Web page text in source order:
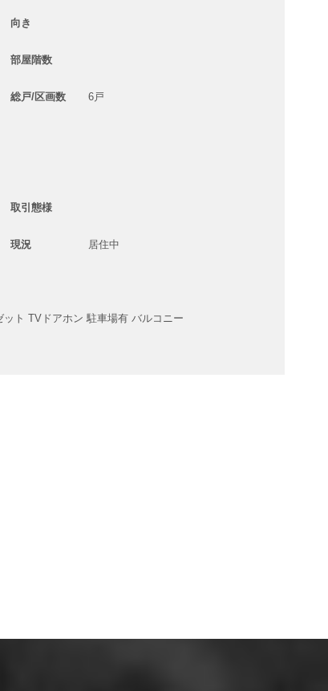
向き
部屋階数
総戸/区画数 6戸
取引態様
現況 居住中
ット TVドアホン 駐車場有 バルコニー